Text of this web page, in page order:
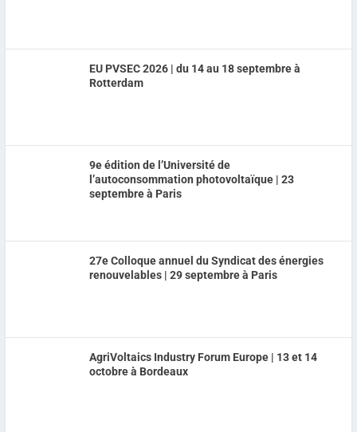
EU PVSEC 2026 | du 14 au 18 septembre à
Rotterdam
9e édition de l’Université de
l’autoconsommation photovoltaïque | 23
septembre à Paris
27e Colloque annuel du Syndicat des énergies
renouvelables | 29 septembre à Paris
AgriVoltaics Industry Forum Europe | 13 et 14
octobre à Bordeaux